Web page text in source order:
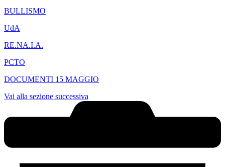
BULLISMO
UdA
RE.NA.I.A.
PCTO
DOCUMENTI 15 MAGGIO
Vai alla sezione successiva